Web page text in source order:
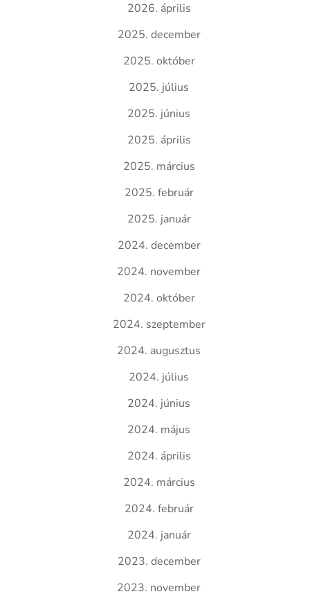
2026. április
2025. december
2025. október
2025. július
2025. június
2025. április
2025. március
2025. február
2025. január
2024. december
2024. november
2024. október
2024. szeptember
2024. augusztus
2024. július
2024. június
2024. május
2024. április
2024. március
2024. február
2024. január
2023. december
2023. november